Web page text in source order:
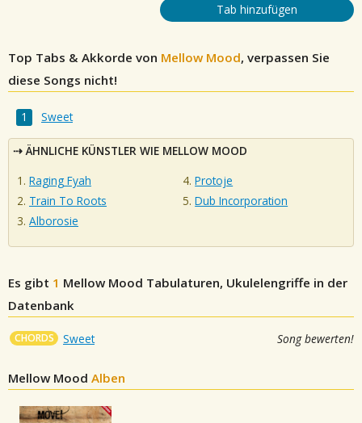
Tab hinzufügen
Top Tabs & Akkorde von Mellow Mood, verpassen Sie
diese Songs nicht!
Sweet
ÄHNLICHE KÜNSTLER WIE MELLOW MOOD
Raging Fyah
Train To Roots
Alborosie
Protoje
Dub Incorporation
Es gibt 1 Mellow Mood Tabulaturen, Ukulelengriffe in der
Datenbank
CHORDS Sweet Song bewerten!
Mellow Mood Alben